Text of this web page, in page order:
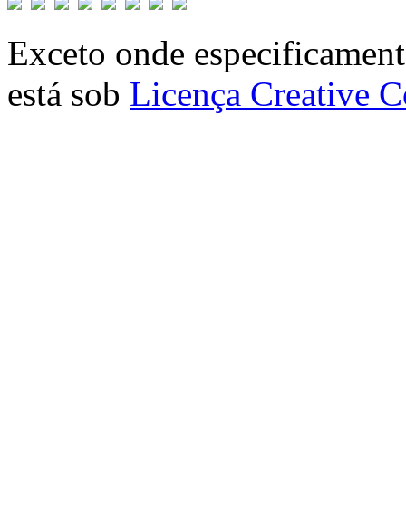
Exceto onde
está sob Licença Creative